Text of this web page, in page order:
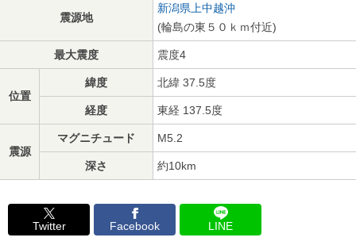
震源地
新潟県上中越沖
(輪島の東５０ｋｍ付近)
最大震度 震度4
位置
緯度 北緯 37.5度
経度 東経 137.5度
震源
マグニチュード M5.2
深さ 約10km
Twitter Facebook LINE